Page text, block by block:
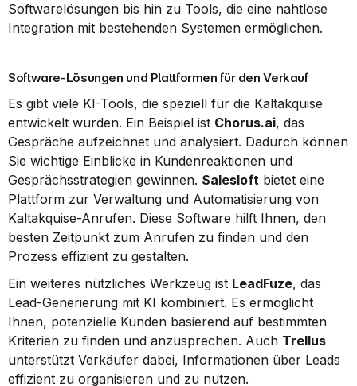
Softwarelösungen bis hin zu Tools, die eine nahtlose
Integration mit bestehenden Systemen ermöglichen.
Software-Lösungen und Plattformen für den Verkauf
Es gibt viele KI-Tools, die speziell für die Kaltakquise
entwickelt wurden. Ein Beispiel ist Chorus.ai, das
Gespräche aufzeichnet und analysiert. Dadurch können
Sie wichtige Einblicke in Kundenreaktionen und
Gesprächsstrategien gewinnen. Salesloft bietet eine
Plattform zur Verwaltung und Automatisierung von
Kaltakquise-Anrufen. Diese Software hilft Ihnen, den
besten Zeitpunkt zum Anrufen zu finden und den
Prozess effizient zu gestalten.
Ein weiteres nützliches Werkzeug ist LeadFuze, das
Lead-Generierung mit KI kombiniert. Es ermöglicht
Ihnen, potenzielle Kunden basierend auf bestimmten
Kriterien zu finden und anzusprechen. Auch Trellus
unterstützt Verkäufer dabei, Informationen über Leads
effizient zu organisieren und zu nutzen.